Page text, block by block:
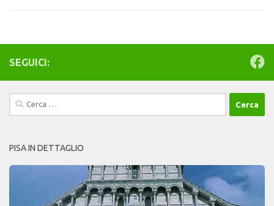
SEGUICI:
Ricerca
per:
PISA IN DETTAGLIO